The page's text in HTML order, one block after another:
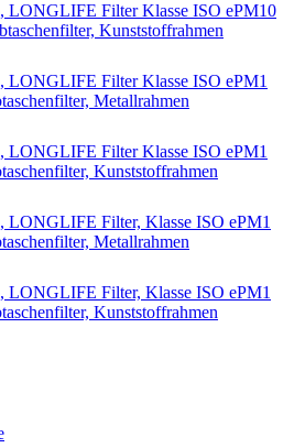
LONGLIFE Filter Klasse ISO ePM10
Kunststoffrahmen
LONGLIFE Filter Klasse ISO ePM1
Metallrahmen
LONGLIFE Filter Klasse ISO ePM1
Kunststoffrahmen
LONGLIFE Filter, Klasse ISO ePM1
Metallrahmen
LONGLIFE Filter, Klasse ISO ePM1
Kunststoffrahmen